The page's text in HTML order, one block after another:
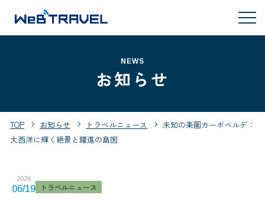
NEWS
お知らせ
TOP お知らせ トラベルニュース
未知の楽園カーボベルデ：
大西洋に輝く絶景と躍進の島国
2026
06/19 トラベルニュース